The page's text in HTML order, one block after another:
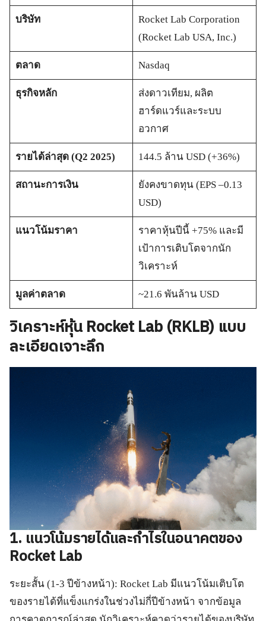
บริษัท
Rocket Lab Corporation
(Rocket Lab USA, Inc.)
ตลาด Nasdaq
ธุรกิจหลัก
ส่งดาวเทียม, ผลิต
ฮาร์ดแวร์และระบบ
อวกาศ
รายได้ล่าสุด (Q2 2025) 144.5 ล้าน USD (+36%)
สถานะการเงิน
ยังคงขาดทุน (EPS –0.13
USD)
แนวโน้มราคา
ราคาหุ้นปีนี้ +75% และมี
เป้าการเติบโตจากนัก
วิเคราะห์
มูลค่าตลาด ~21.6 พันล้าน USD
วิเคราะห์หุ้น Rocket Lab (RKLB) แบบ
ละเอียดเจาะลึก
1. แนวโน้มรายได้และกำไรในอนาคตของ
Rocket Lab
ระยะสั้น (1-3 ปีข้างหน้า): Rocket Lab มีแนวโน้มเติบโต
ของรายได้ที่แข็งแกร่งในช่วงไม่กี่ปีข้างหน้า จากข้อมูล